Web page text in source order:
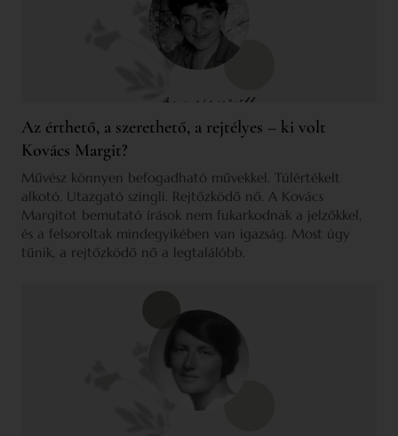
Az érthető, a szerethető, a rejtélyes – ki volt
Kovács Margit?
Művész könnyen befogadható művekkel. Túlértékelt
alkotó. Utazgató szingli. Rejtőzködő nő. A Kovács
Margitot bemutató írások nem fukarkodnak a jelzőkkel,
és a felsoroltak mindegyikében van igazság. Most úgy
tűnik, a rejtőzködő nő a legtalálóbb.